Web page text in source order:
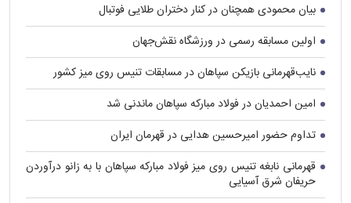
بیان محمودی همچنان در کنار دختران طلایی فوتبال
اولین مسابقه رسمی در ورزشگاه نقش‌جهان
نایب‌قهرمانی بازیکن سپاهان در مسابقات تنیس روی میز کشور
امین احمدیان در فولاد مبارکه سپاهان ماندنی شد
تداوم حضور امیرحسین هدایی در قهرمان ایران
قهرمانی نابغه تنیس روی میز فولاد مبارکه سپاهان با به زانو درآوردن
حریفان شرق آسیایی